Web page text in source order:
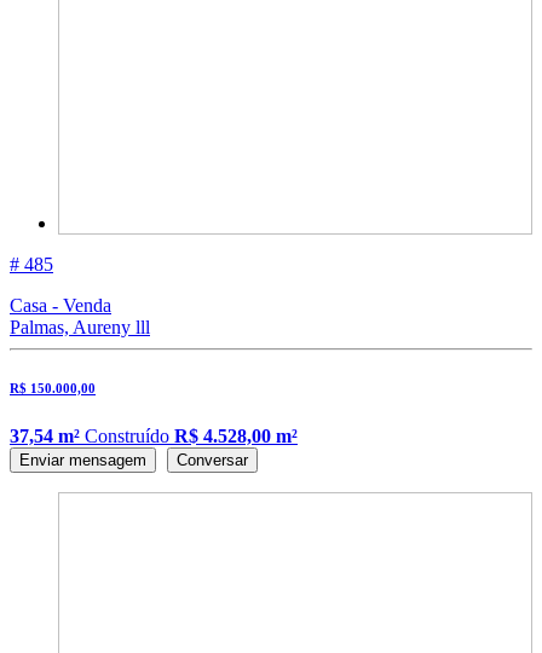
# 485
Casa - Venda
Palmas, Aureny lll
R$ 150.000,00
37,54 m² Construído R$ 4.528,00 m²
Enviar mensagem Conversar